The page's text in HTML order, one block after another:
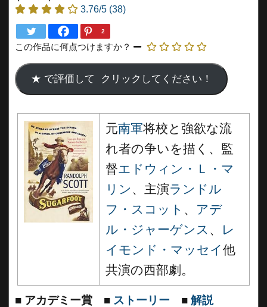
3.76/5 (38)
2
この作品に何点つけますか？
元南軍将校と強欲な流
れ者の争いを描く、監
督エドウィン・Ｌ・マ
リン 、主演ランドル
フ・スコット 、 アデ
ル・ジャーゲンス 、
レ
イモンド・マッセイ他
共演の西部劇。
■ アカデミー賞 ■ ストーリー ■ 解説